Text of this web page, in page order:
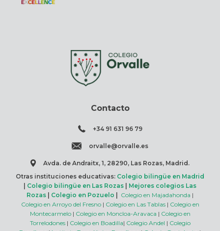
Contacto
+34 91 631 96 79
orvalle@orvalle.es
Avda. de Andraitx, 1, 28290, Las Rozas, Madrid.
Otras instituciones educativas: Colegio bilingüe en Madrid
| Colegio bilingüe en Las Rozas | Mejores colegios Las
Rozas | Colegio en Pozuelo | Colegio en Majadahonda |
Colegio en Arroyo del Fresno| Colegio en Las Tablas| Colegio en
Montecarmelo| Colegio en Moncloa-Aravaca | Colegio en
Torrelodones| Colegio en Boadilla| Colegio Andel | Colegio